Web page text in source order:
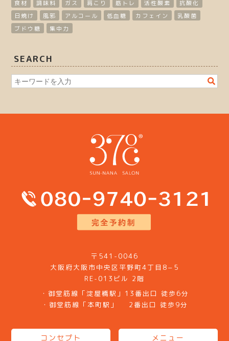
食材
調味料 ガス 肩こり 筋トレ 活性酸素
抗酸化
日焼け
風邪 アルコール 低血糖 カフェイン
乳酸菌
ブドウ糖
集中力
SEARCH
〒541-0046
大阪府大阪市中央区平野町4丁目8−5
RE-013ビル 2階
・御堂筋線「淀屋橋駅」13番出口 徒歩6分
・御堂筋線「本町駅」 2番出口 徒歩9分
コンセプト メニュー